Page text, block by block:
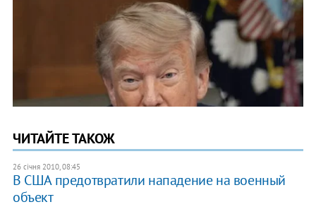
ЧИТАЙТЕ ТАКОЖ
26 січня 2010, 08:45
В США предотвратили нападение на военный
объект